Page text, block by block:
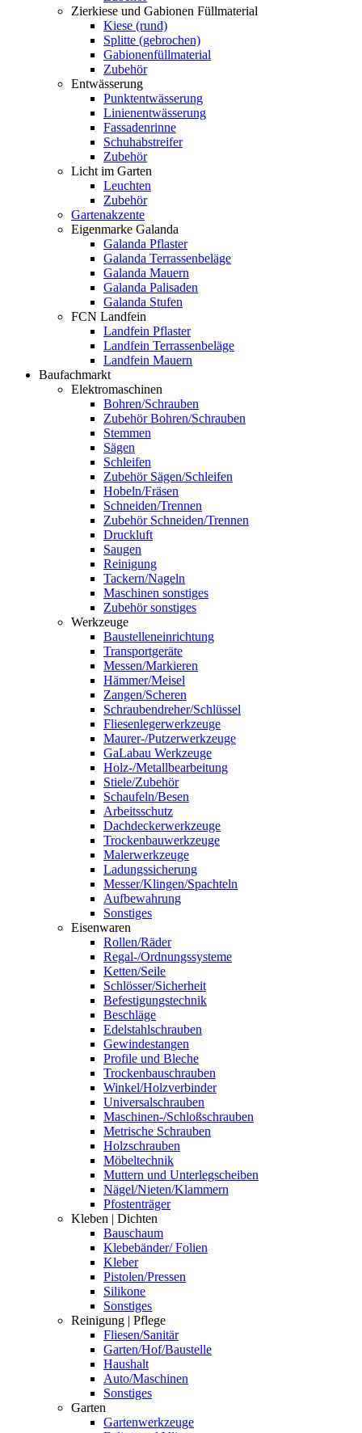
Zierkiese und Gabionen Füllmaterial
Kiese (rund)
Splitte (gebrochen)
Gabionenfüllmaterial
Zubehör
Entwässerung
Punktentwässerung
Linienentwässerung
Fassadenrinne
Schuhabstreifer
Zubehör
Licht im Garten
Leuchten
Zubehör
Gartenakzente
Eigenmarke Galanda
Galanda Pflaster
Galanda Terrassenbeläge
Galanda Mauern
Galanda Palisaden
Galanda Stufen
FCN Landfein
Landfein Pflaster
Landfein Terrassenbeläge
Landfein Mauern
Baufachmarkt
Elektromaschinen
Bohren/Schrauben
Zubehör Bohren/Schrauben
Stemmen
Sägen
Schleifen
Zubehör Sägen/Schleifen
Hobeln/Fräsen
Schneiden/Trennen
Zubehör Schneiden/Trennen
Druckluft
Saugen
Reinigung
Tackern/Nageln
Maschinen sonstiges
Zubehör sonstiges
Werkzeuge
Baustelleneinrichtung
Transportgeräte
Messen/Markieren
Hämmer/Meisel
Zangen/Scheren
Schraubendreher/Schlüssel
Fliesenlegerwerkzeuge
Maurer-/Putzerwerkzeuge
GaLabau Werkzeuge
Holz-/Metallbearbeitung
Stiele/Zubehör
Schaufeln/Besen
Arbeitsschutz
Dachdeckerwerkzeuge
Trockenbauwerkzeuge
Malerwerkzeuge
Ladungssicherung
Messer/Klingen/Spachteln
Aufbewahrung
Sonstiges
Eisenwaren
Rollen/Räder
Regal-/Ordnungssysteme
Ketten/Seile
Schlösser/Sicherheit
Befestigungstechnik
Beschläge
Edelstahlschrauben
Gewindestangen
Profile und Bleche
Trockenbauschrauben
Winkel/Holzverbinder
Universalschrauben
Maschinen-/Schloßschrauben
Metrische Schrauben
Holzschrauben
Möbeltechnik
Muttern und Unterlegscheiben
Nägel/Nieten/Klammern
Pfostenträger
Kleben | Dichten
Bauschaum
Klebebänder/ Folien
Kleber
Pistolen/Pressen
Silikone
Sonstiges
Reinigung | Pflege
Fliesen/Sanitär
Garten/Hof/Baustelle
Haushalt
Auto/Maschinen
Sonstiges
Garten
Gartenwerkzeuge